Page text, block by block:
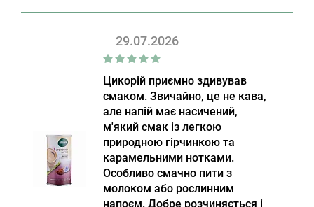
29.07.2026
Цикорій приємно здивував
смаком. Звичайно, це не кава,
але напій має насичений,
м'який смак із легкою
природною гірчинкою та
карамельними нотками.
Особливо смачно пити з
молоком або рослинним
напоєм. Добре розчиняється і